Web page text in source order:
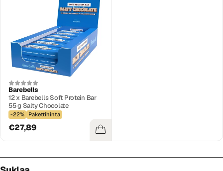
Barebells
12 x Barebells Soft Protein Bar
55 g Salty Chocolate
-22% Pakettihinta
€27,89